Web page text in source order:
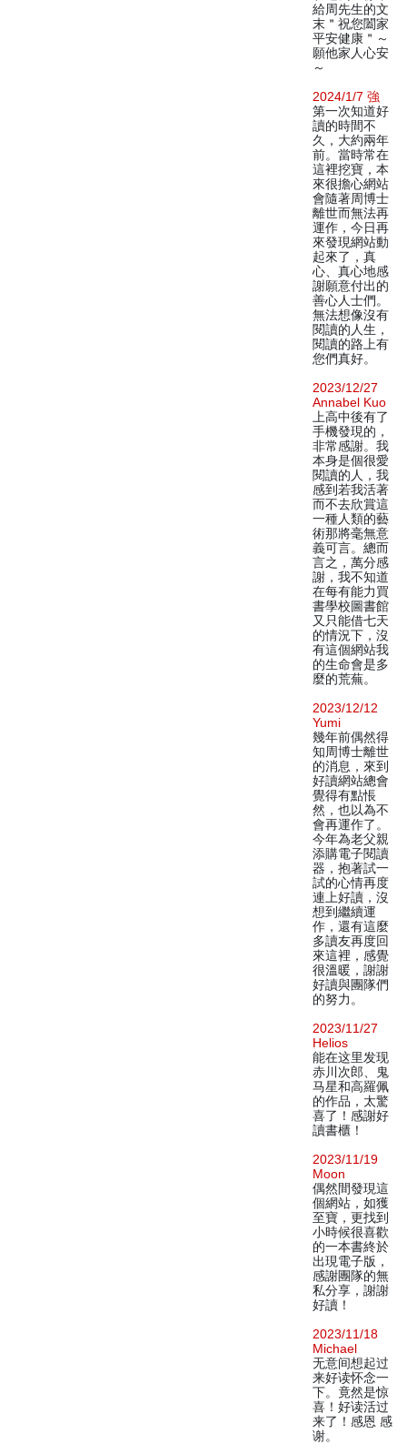
給周先生的文
末＂祝您闔家
平安健康＂～
願他家人心安
～
2024/1/7 強
第一次知道好
讀的時間不
久，大約兩年
前。當時常在
這裡挖寶，本
來很擔心網站
會隨著周博士
離世而無法再
運作，今日再
來發現網站動
起來了，真
心、真心地感
謝願意付出的
善心人士們。
無法想像沒有
閱讀的人生，
閱讀的路上有
您們真好。
2023/12/27
Annabel Kuo
上高中後有了
手機發現的，
非常感謝。我
本身是個很愛
閱讀的人，我
感到若我活著
而不去欣賞這
一種人類的藝
術那將毫無意
義可言。總而
言之，萬分感
謝，我不知道
在每有能力買
書學校圖書館
又只能借七天
的情況下，沒
有這個網站我
的生命會是多
麼的荒蕪。
2023/12/12
Yumi
幾年前偶然得
知周博士離世
的消息，來到
好讀網站總會
覺得有點悵
然，也以為不
會再運作了。
今年為老父親
添購電子閱讀
器，抱著試一
試的心情再度
連上好讀，沒
想到繼續運
作，還有這麼
多讀友再度回
來這裡，感覺
很溫暖，謝謝
好讀與團隊們
的努力。
2023/11/27
Helios
能在这里发现
赤川次郎、鬼
马星和高羅佩
的作品，太驚
喜了！感謝好
讀書櫃！
2023/11/19
Moon
偶然間發現這
個網站，如獲
至寶，更找到
小時候很喜歡
的一本書終於
出現電子版，
感謝團隊的無
私分享，謝謝
好讀！
2023/11/18
Michael
无意间想起过
来好读怀念一
下。竟然是惊
喜！好读活过
来了！感恩 感
谢。